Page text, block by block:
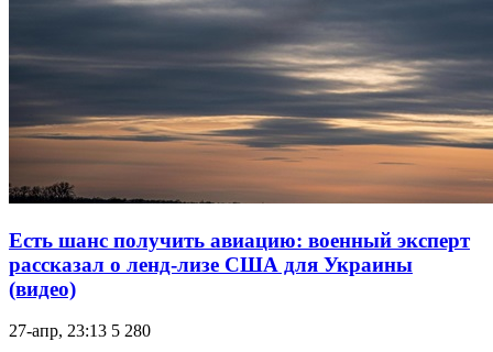
Есть шанс получить авиацию: военный эксперт
рассказал о ленд-лизе США для Украины
(видео)
27-апр, 23:13 5 280